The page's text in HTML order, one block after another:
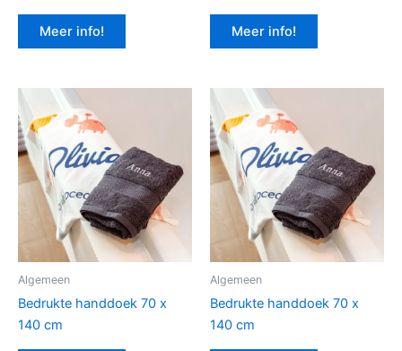
Meer info! Meer info!
Algemeen
Bedrukte handdoek 70 x
140 cm
Algemeen
Bedrukte handdoek 70 x
140 cm